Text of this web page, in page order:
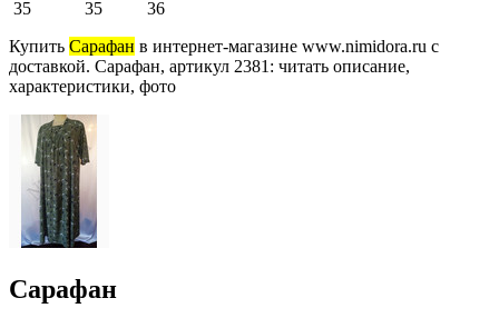
35 35 36
Купить Сарафан в интернет-магазине www.nimidora.ru с
доставкой. Сарафан, артикул 2381: читать описание,
характеристики, фото
Сарафан